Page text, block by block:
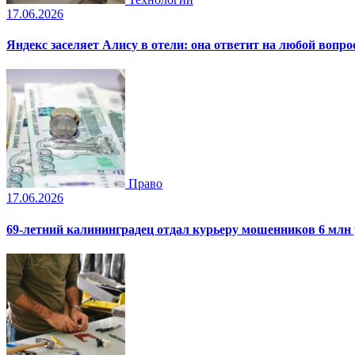
17.06.2026
Яндекс заселяет Алису в отели: она ответит на любой
Право
17.06.2026
69-летний калининградец отдал курьеру мошенников 6 млн